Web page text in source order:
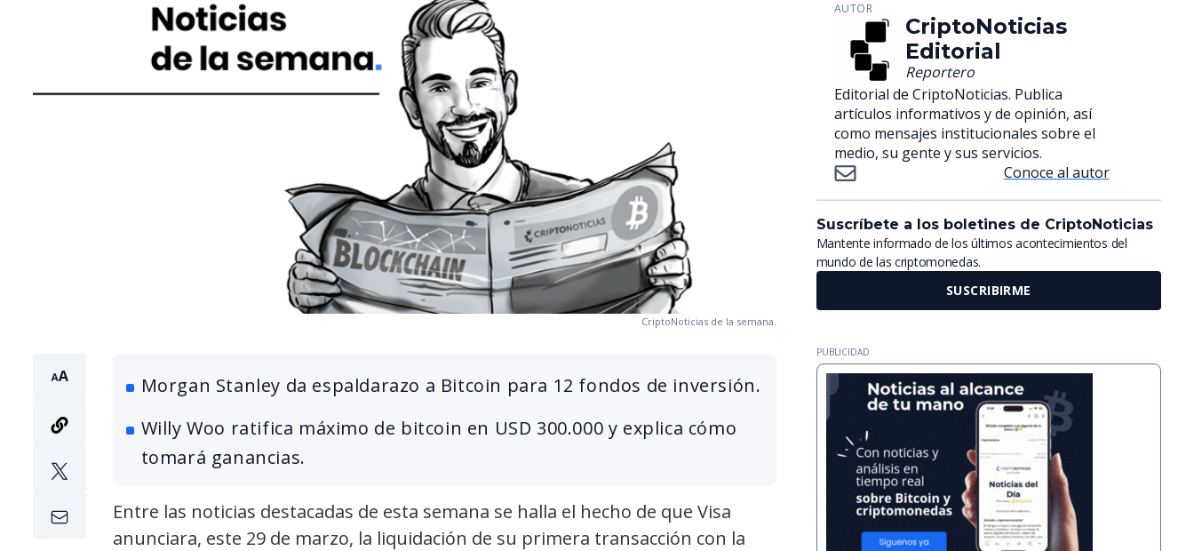
CriptoNoticias de la semana.
Morgan Stanley da espaldarazo a Bitcoin para 12 fondos de inversión.
Willy Woo ratifica máximo de bitcoin en USD 300.000 y explica cómo
tomará ganancias.
Entre las noticias destacadas de esta semana se halla el hecho de que Visa
anunciara, este 29 de marzo, la liquidación de su primera transacción con la
AUTOR
CriptoNoticias
Editorial
Reportero
Editorial de CriptoNoticias. Publica
artículos informativos y de opinión, así
como mensajes institucionales sobre el
medio, su gente y sus servicios.
Conoce al autor
Suscríbete a los boletines de CriptoNoticias
Mantente informado de los últimos acontecimientos del
mundo de las criptomonedas.
SUSCRIBIRME
PUBLICIDAD